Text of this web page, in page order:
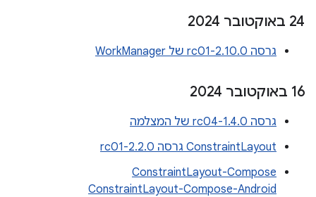
‫24 באוקטובר 2024
גרסה 2.10.0-rc01 של WorkManager
‫16 באוקטובר 2024
גרסה 1.4.0-rc04 של המצלמה
ConstraintLayout גרסה 2.2.0-rc01
ConstraintLayout-Compose
ConstraintLayout-Compose-Android